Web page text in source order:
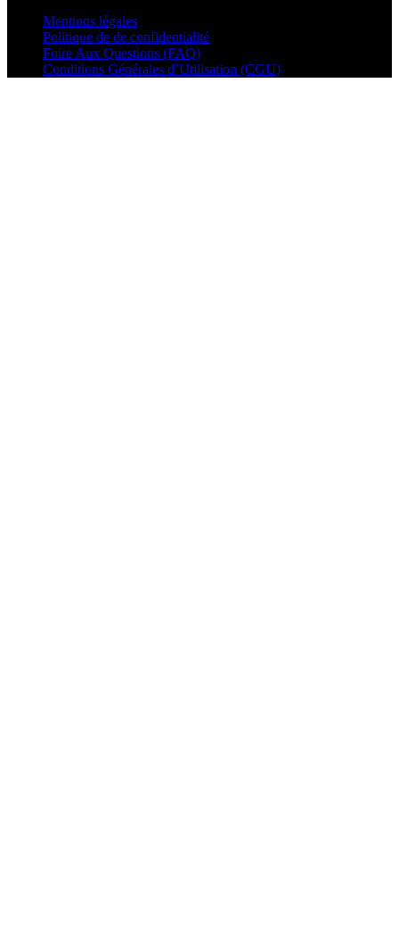
Mentions légales
Politique de de confidentialité
Foire Aux Questions (FAQ)
Conditions Générales d’Utilisation (CGU)